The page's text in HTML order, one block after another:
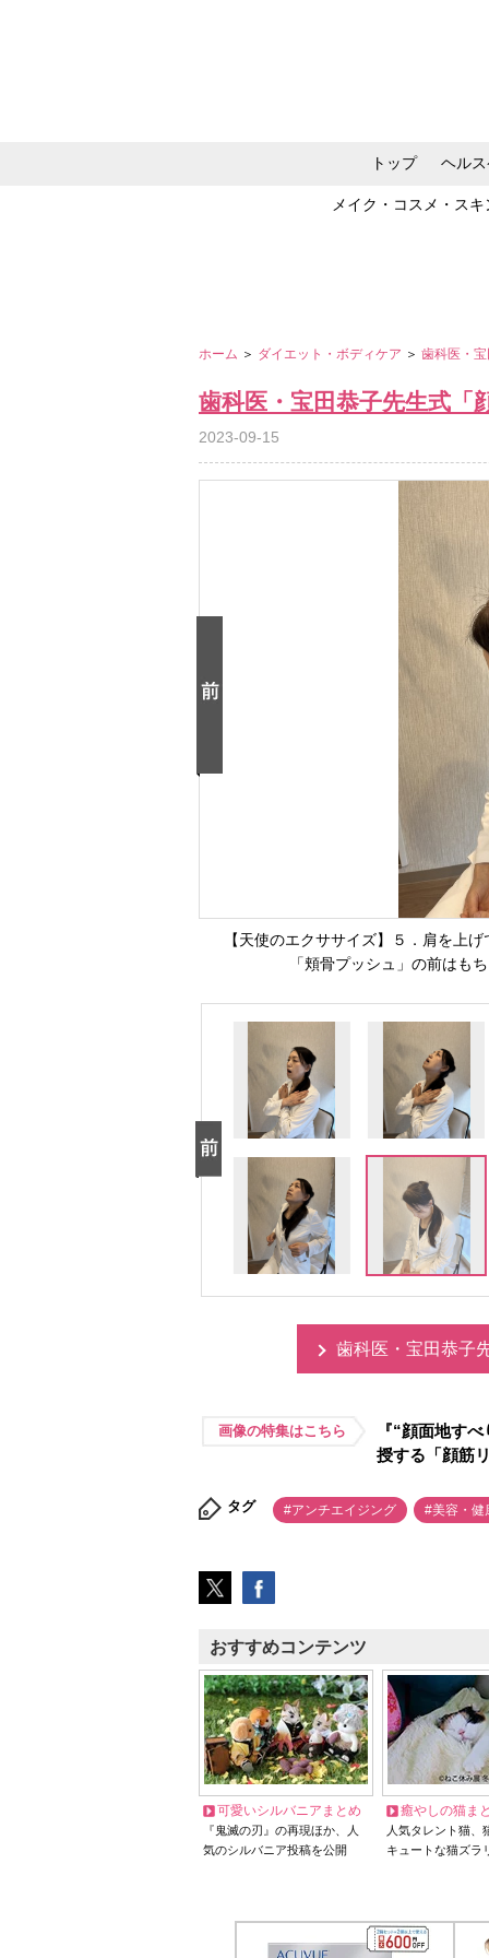
トップ ヘル
メイク・コスメ・ス
ホーム ＞ ダイエット・ボディケア ＞ 歯科医・
歯科医・宝田恭子先生式「
2023-09-15
【天使のエクササイズ】５．肩を上
「頬骨プッシュ」の前はも
歯科医・宝田恭子
画像の特集はこちら
『“顔面地す
授する「顔筋
タグ #アンチエイジング #美容・健
おすすめコンテンツ
可愛いシルバニアまとめ
『鬼滅の刃』の再現ほか、人
気のシルバニア投稿を公開
癒やしの猫ま
人気タレント猫
キュートな猫ズラ